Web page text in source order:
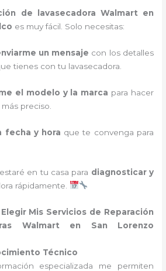
de lavasecadora Walmart en
es muy fácil. Solo necesitas:
un mensaje con los detalles
tienes con tu lavasecadora.
el modelo y la marca para hacer
preciso.
fecha y hora que te convenga para
en tu casa para diagnosticar y
rápidamente.
Mis Servicios de Reparación
Walmart en San Lorenzo
Técnico
especializada me permiten